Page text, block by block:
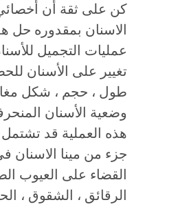
كن على ثقة أن
الاسنان بمقدوره حل
عمليات التجميل
تغيير على الأسنان
طول ، حجم ، شكل
وضعية الأسنان
هذه العملية قد
جزء من مينا الاسنان
القضاء على العيوب
الرقائق ، الشقوق ،